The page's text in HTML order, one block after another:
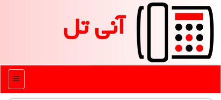
آنی تل
منو